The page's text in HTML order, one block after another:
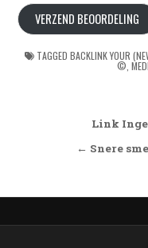
VERZEND BEOORDELING
TAGGED BACKLINK YOUR
©
BerichtLink
← Snere